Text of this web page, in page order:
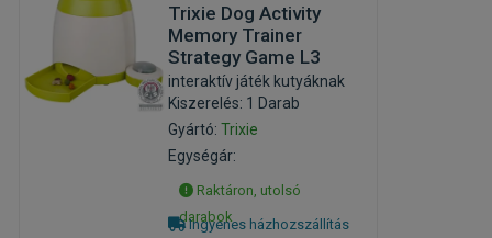
Trixie Dog Activity
Memory Trainer
Strategy Game L3
interaktív játék kutyáknak
Kiszerelés: 1 Darab
Gyártó:Trixie
Egységár:
Raktáron, utolsó
darabok
Ingyenes házhozszállítás